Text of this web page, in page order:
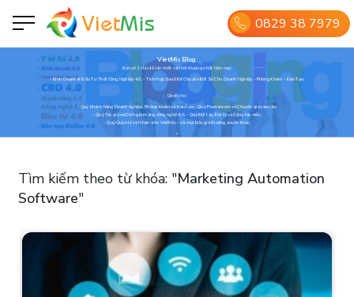
0829 38 7979
VietMis Blog
Bàn về 2 chủ đề lớn nhất và thời thượng nhất hiện nay:
- Kinh Doanh & Đầu Tư Thời Công Nghiệp 4.0; - Tích Hợp SaaS Để Chuyển Đổi Số Cho Doanh Nghiệp - Phòng Khám - Đào Tạo.
Dành cho:
- Quý Khách hàng Doanh nghiệp, Phòng khám và Đào tạo; - Quý Freelancers và Chuyên gia cao cấp;
- Quý Tác giả và Dịch giả mảng công nghệ 4.0; - Quý Đối tác, Đại lý và Cộng tác viên;
- Quý Quản lý và Nhân viên VietMis; - và mọi Độc giả thường xuyên khác.
Tìm kiếm theo từ khóa: "Marketing Automation
Software"